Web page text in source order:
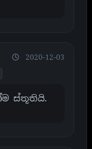
2020-12-03
ස්තූතියි.